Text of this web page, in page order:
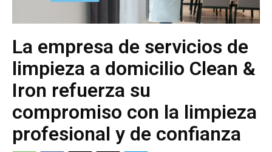
La empresa de servicios de
limpieza a domicilio Clean &
Iron refuerza su
compromiso con la limpieza
profesional y de confianza